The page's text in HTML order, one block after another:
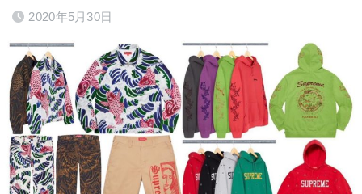
2020年5月30日